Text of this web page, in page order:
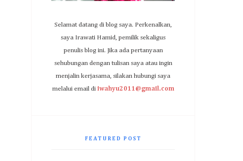
Selamat datang di blog saya. Perkenalkan,
saya Irawati Hamid, pemilik sekaligus
penulis blog ini. Jika ada pertanyaan
sehubungan dengan tulisan saya atau ingin
menjalin kerjasama, silakan hubungi saya
melalui email di iwahyu2011@gmail.com
FEATURED POST